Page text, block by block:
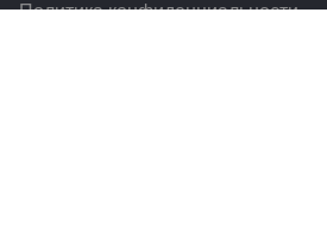
Политика конфиденциальности